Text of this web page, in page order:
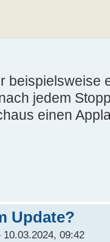
beispielsweise
jedem
einen
Update?
10.03.2024, 09:42